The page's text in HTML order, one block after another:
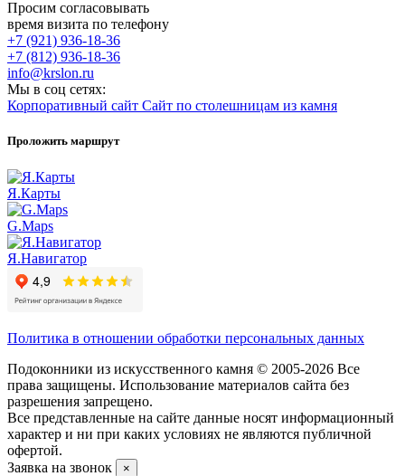
Просим согласовывать
время визита по телефону
+7 (921) 936-18-36
+7 (812) 936-18-36
info@krslon.ru
Мы в соц сетях:
Корпоративный сайт Сайт по столешницам из камня
Проложить маршрут
Я.Карты
G.Maps
Я.Навигатор
Политика в отношении обработки персональных данных
Подоконники из искусственного камня © 2005-2026 Все
права защищены. Использование материалов сайта без
разрешения запрещено.
Все представленные на сайте данные носят информационный
характер и ни при каких условиях не являются публичной
офертой.
Заявка на звонок
×